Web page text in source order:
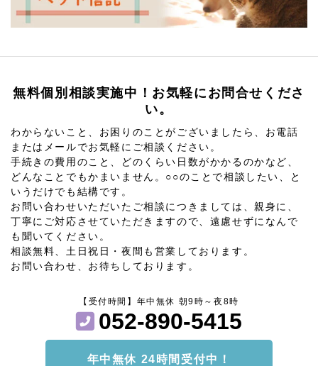
無料個別相談実施中！お気軽にお問合せくださ
い。
わからないこと、お困りのことがございましたら、お電話
またはメールでお気軽にご相談ください。
手続きの費用のこと、どのくらい日数がかかるのかなど、
どんなことでもかまいません。○○のことで相談したい、と
いうだけでも結構です。
お問い合わせいただいたご相談につきましては、親身に、
丁寧にご対応させていただきますので、遠慮せずになんで
も聞いてください。
相談無料、土日祝日・夜間も営業しております。
お問い合わせ、お待ちしております。
【受付時間】年中無休 朝9時～夜8時
052-890-5415
年中無休 24時間受付中！